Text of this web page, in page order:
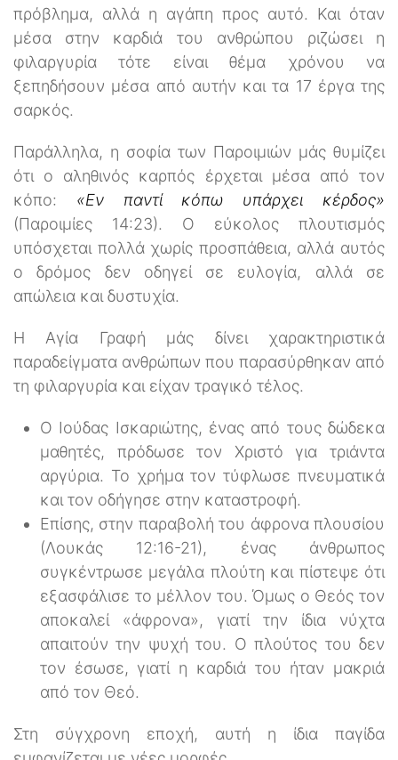
πρόβλημα, αλλά η αγάπη προς αυτό. Και όταν
μέσα στην καρδιά του ανθρώπου ριζώσει η
φιλαργυρία τότε είναι θέμα χρόνου να
ξεπηδήσουν μέσα από αυτήν και τα 17 έργα της
σαρκός.
Παράλληλα, η σοφία των Παροιμιών μάς θυμίζει
ότι ο αληθινός καρπός έρχεται μέσα από τον
κόπο: «Εν παντί κόπω υπάρχει κέρδος»
(Παροιμίες 14:23). Ο εύκολος πλουτισμός
υπόσχεται πολλά χωρίς προσπάθεια, αλλά αυτός
ο δρόμος δεν οδηγεί σε ευλογία, αλλά σε
απώλεια και δυστυχία.
Η Αγία Γραφή μάς δίνει χαρακτηριστικά
παραδείγματα ανθρώπων που παρασύρθηκαν από
τη φιλαργυρία και είχαν τραγικό τέλος.
Ο Ιούδας Ισκαριώτης, ένας από τους δώδεκα
μαθητές, πρόδωσε τον Χριστό για τριάντα
αργύρια. Το χρήμα τον τύφλωσε πνευματικά
και τον οδήγησε στην καταστροφή.
Επίσης, στην παραβολή του άφρονα πλουσίου
(Λουκάς 12:16-21), ένας άνθρωπος
συγκέντρωσε μεγάλα πλούτη και πίστεψε ότι
εξασφάλισε το μέλλον του. Όμως ο Θεός τον
αποκαλεί «άφρονα», γιατί την ίδια νύχτα
απαιτούν την ψυχή του. Ο πλούτος του δεν
τον έσωσε, γιατί η καρδιά του ήταν μακριά
από τον Θεό.
Στη σύγχρονη εποχή, αυτή η ίδια παγίδα